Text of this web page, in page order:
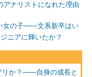
ナリストになれた理由
女の子――文系新卒はい
ニアに輝いたか？
リか？――自身の成長と